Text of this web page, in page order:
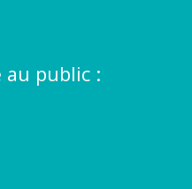
au public :